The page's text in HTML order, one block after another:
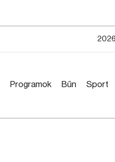
Programok Bűn Sport